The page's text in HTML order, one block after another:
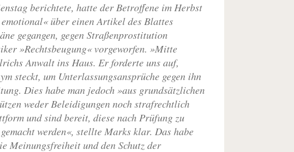
berichtete, hatte der Betroffene im Herbst
über einen Artikel des Blattes
gegangen, gegen Straßenprostitution
»Rechtsbeugung« vorgeworfen. »Mitte
Anwalt ins Haus. Er forderte uns auf,
steckt, um Unterlassungsansprüche gegen ihn
Dies habe man jedoch »aus grundsätzlichen
weder Beleidigungen noch strafrechtlich
und sind bereit, diese nach Prüfung zu
werden«, stellte Marks klar. Das habe
Meinungsfreiheit und den Schutz der